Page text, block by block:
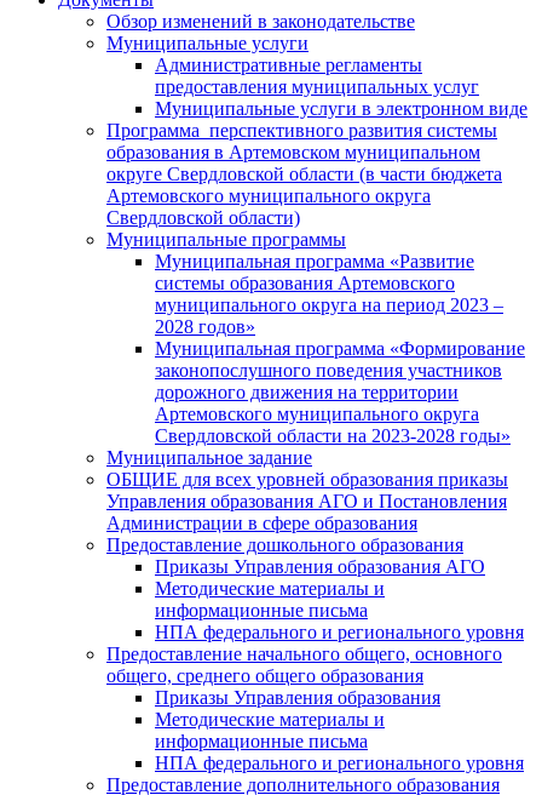
Обзор изменений в законодательстве
Муниципальные услуги
Административные регламенты
предоставления муниципальных услуг
Муниципальные услуги в электронном виде
Программа перспективного развития системы
образования в Артемовском муниципальном
округе Свердловской области (в части бюджета
Артемовского муниципального округа
Свердловской области)
Муниципальные программы
Муниципальная программа «Развитие
системы образования Артемовского
муниципального округа на период 2023 –
2028 годов»
Муниципальная программа «Формирование
законопослушного поведения участников
дорожного движения на территории
Артемовского муниципального округа
Свердловской области на 2023-2028 годы»
Муниципальное задание
ОБЩИЕ для всех уровней образования приказы
Управления образования АГО и Постановления
Администрации в сфере образования
Предоставление дошкольного образования
Приказы Управления образования АГО
Методические материалы и
информационные письма
НПА федерального и регионального уровня
Предоставление начального общего, основного
общего, среднего общего образования
Приказы Управления образования
Методические материалы и
информационные письма
НПА федерального и регионального уровня
Предоставление дополнительного образования